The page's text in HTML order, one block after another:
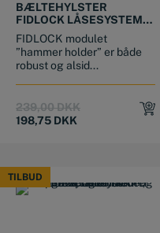
BÆLTEHYLSTER
FIDLOCK LÅSESYSTEM
MED HAMMERHOLDER
FIDLOCK modulet
”hammer holder” er både
robust og alsid...
239,00DKKOriginal
198,75 DKK
Current
TILBUD
TILBUD